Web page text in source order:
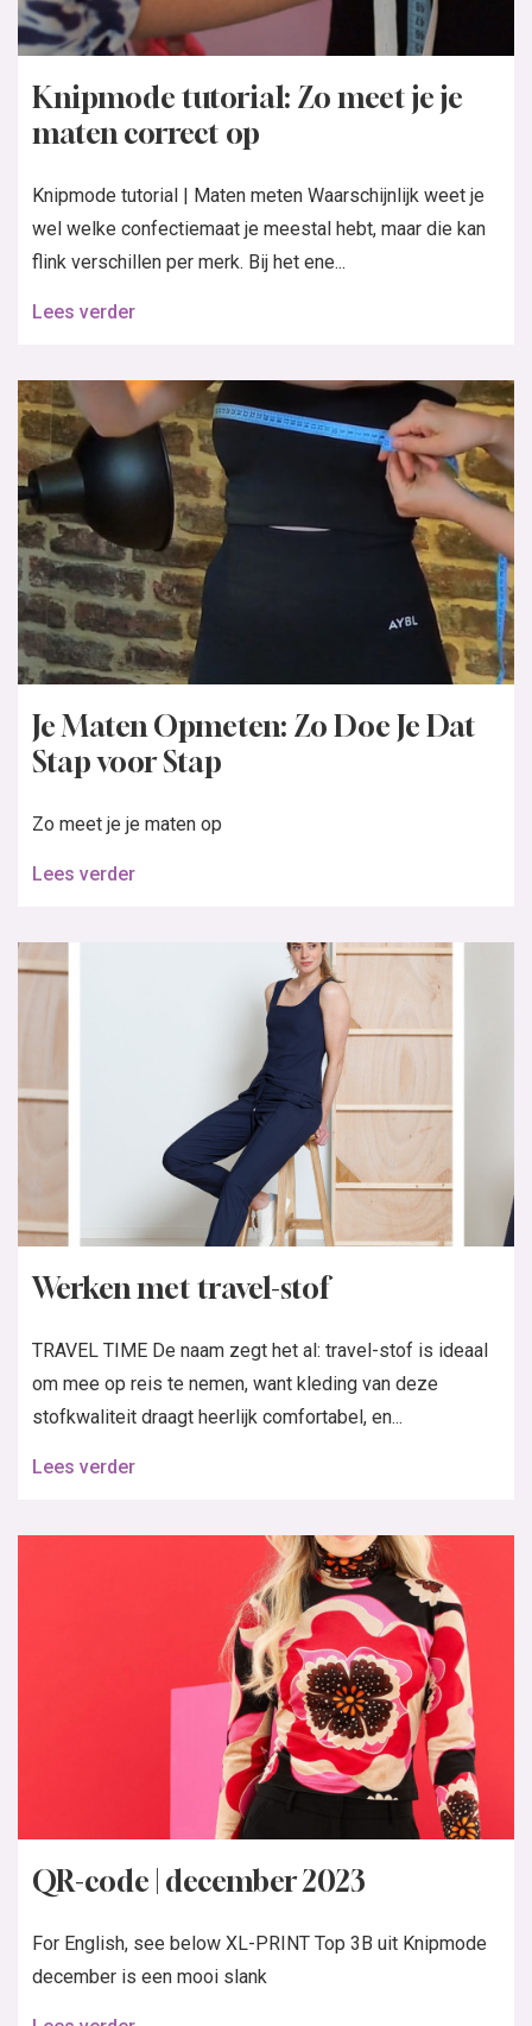
Knipmode tutorial: Zo meet je je
maten correct op
Knipmode tutorial | Maten meten Waarschijnlijk weet je
wel welke confectiemaat je meestal hebt, maar die kan
flink verschillen per merk. Bij het ene...
Lees verder
Je Maten Opmeten: Zo Doe Je Dat
Stap voor Stap
Zo meet je je maten op
Lees verder
Werken met travel-stof
TRAVEL TIME De naam zegt het al: travel-stof is ideaal
om mee op reis te nemen, want kleding van deze
stofkwaliteit draagt heerlijk comfortabel, en...
Lees verder
QR-code | december 2023
For English, see below XL-PRINT Top 3B uit Knipmode
december is een mooi slank